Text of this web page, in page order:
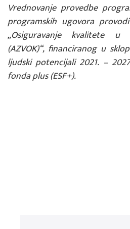
Vrednovanje provedbe
programskih ugovora
„Osiguravanje kvalitete u
(AZVOK)“, financiranog u
ljudski potencijali 2021. –
fonda plus (ESF+).